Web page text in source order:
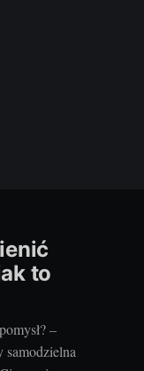
to
–
samodzielna